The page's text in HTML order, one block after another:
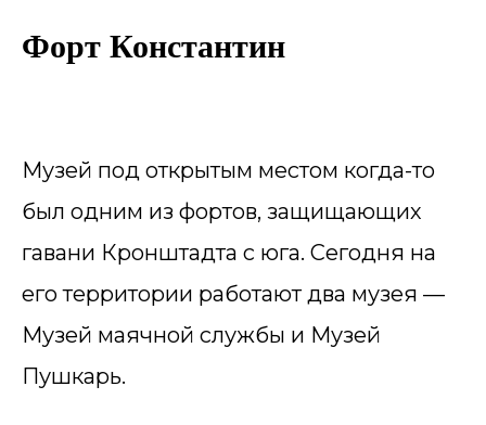
Форт Константин
Музей под открытым местом когда-то
был одним из фортов, защищающих
гавани Кронштадта с юга. Сегодня на
его территории работают два музея —
Музей маячной службы и Музей
Пушкарь.